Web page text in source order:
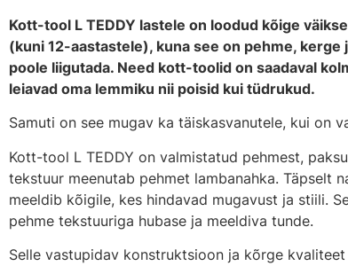
Kott-tool L TEDDY lastele on loodud kõige
(kuni 12-aastastele), kuna see on pehme, kerge
poole liigutada. Need kott-toolid on saadaval
leiavad oma lemmiku nii poisid kui tüdrukud.
Samuti on see mugav ka täiskasvanutele, kui on
Kott-tool L TEDDY on valmistatud pehmest,
tekstuur meenutab pehmet lambanahka. Täpselt
meeldib kõigile, kes hindavad mugavust ja stiili.
pehme tekstuuriga hubase ja meeldiva tunde.
Selle vastupidav konstruktsioon ja kõrge